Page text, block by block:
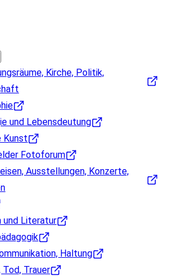
Kirche, Politik,
und Lebensdeutung
Kunst
Fotoforum
Ausstellungen, Konzerte,
und Literatur
Haltung
Trauer